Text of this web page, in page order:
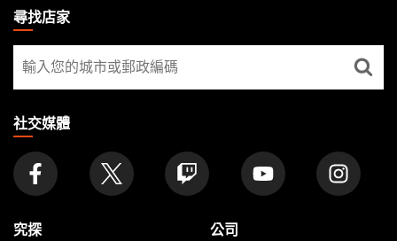
THE
GATHERING
FOOTER
尋找店家
尋
找
家
社交媒體
究探
公司